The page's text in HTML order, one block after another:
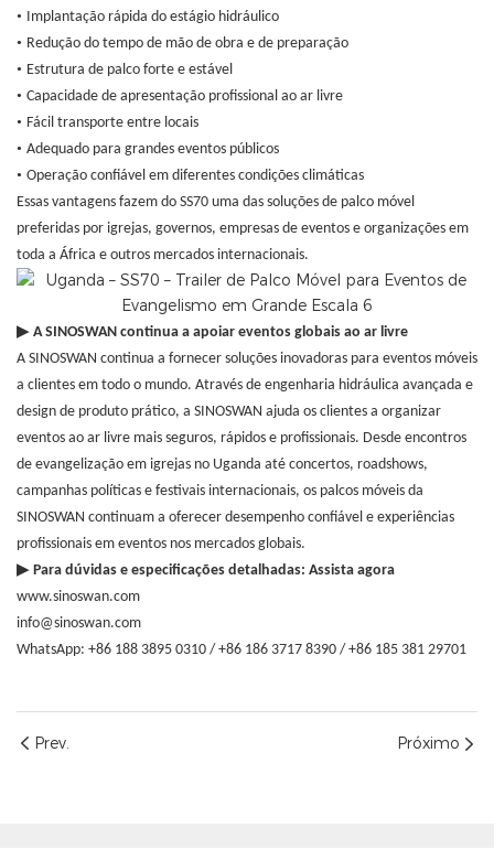
• Implantação rápida do estágio hidráulico
• Redução do tempo de mão de obra e de preparação
• Estrutura de palco forte e estável
• Capacidade de apresentação profissional ao ar livre
• Fácil transporte entre locais
• Adequado para grandes eventos públicos
• Operação confiável em diferentes condições climáticas
Essas vantagens fazem do SS70 uma das soluções de palco móvel
preferidas por igrejas, governos, empresas de eventos e organizações em
toda a África e outros mercados internacionais.
▶ A SINOSWAN continua a apoiar eventos globais ao ar livre
A SINOSWAN continua a fornecer soluções inovadoras para eventos móveis
a clientes em todo o mundo. Através de engenharia hidráulica avançada e
design de produto prático, a SINOSWAN ajuda os clientes a organizar
eventos ao ar livre mais seguros, rápidos e profissionais. Desde encontros
de evangelização em igrejas no Uganda até concertos, roadshows,
campanhas políticas e festivais internacionais, os palcos móveis da
SINOSWAN continuam a oferecer desempenho confiável e experiências
profissionais em eventos nos mercados globais.
▶ Para dúvidas e especificações detalhadas: Assista agora
www.sinoswan.com
info@sinoswan.com
WhatsApp: +86 188 3895 0310 / +86 186 3717 8390 / +86 185 381 29701
Prev. Próximo